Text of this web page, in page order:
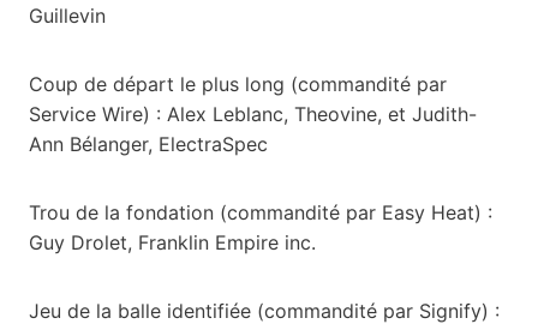
Guillevin
Coup de départ le plus long (commandité par
Service Wire) : Alex Leblanc, Theovine, et Judith-
Ann Bélanger, ElectraSpec
Trou de la fondation (commandité par Easy Heat) :
Guy Drolet, Franklin Empire inc.
Jeu de la balle identifiée (commandité par Signify) :